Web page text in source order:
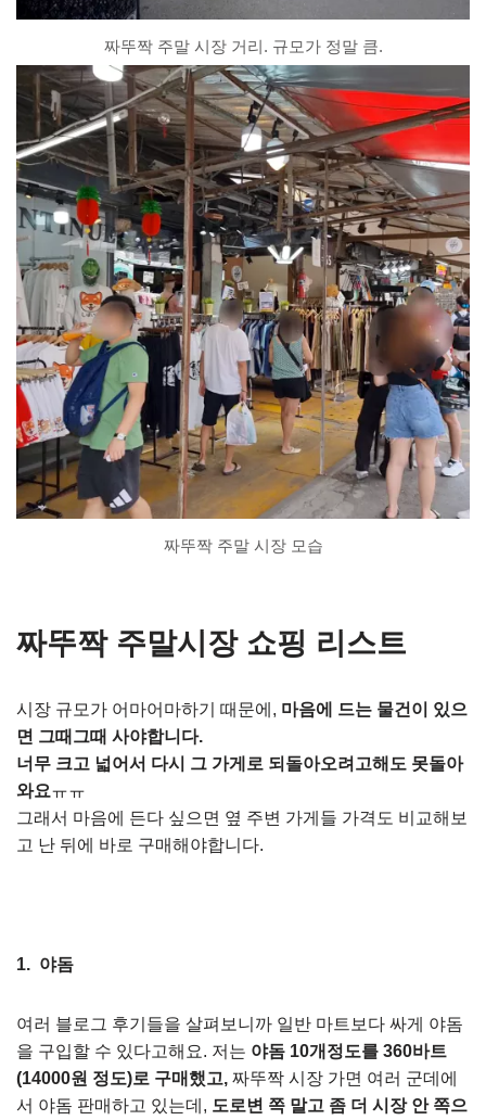
짜뚜짝 주말 시장 거리. 규모가 정말 큼.
짜뚜짝 주말 시장 모습
짜뚜짝 주말시장 쇼핑 리스트
시장 규모가 어마어마하기 때문에, 마음에 드는 물건이 있으
면 그때그때 사야합니다.
너무 크고 넓어서 다시 그 가게로 되돌아오려고해도 못돌아
와요ㅠㅠ
그래서 마음에 든다 싶으면 옆 주변 가게들 가격도 비교해보
고 난 뒤에 바로 구매해야합니다.
1. 야돔
여러 블로그 후기들을 살펴보니까 일반 마트보다 싸게 야돔
을 구입할 수 있다고해요. 저는 야돔 10개정도를 360바트
(14000원 정도)로 구매했고, 짜뚜짝 시장 가면 여러 군데에
서 야돔 판매하고 있는데, 도로변 쪽 말고 좀 더 시장 안 쪽으